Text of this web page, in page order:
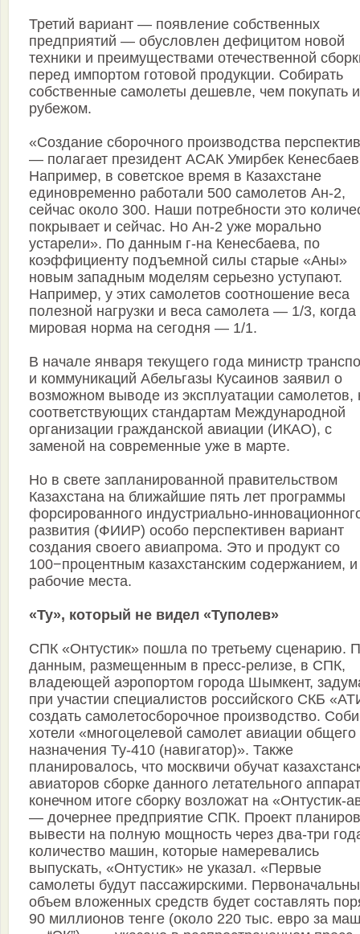
Третий вариант — появление собственных
предприятий — обусловлен дефицитом новой
техники и преимуществами отечественной
перед импортом готовой продукции. Собирать
собственные самолеты дешевле, чем покупать
рубежом.
«Создание сборочного производства
— полагает президент АСАК Умирбек
Например, в советское время в Казахстане
единовременно работали 500 самолетов Ан-2,
сейчас около 300. Наши потребности это
покрывает и сейчас. Но Ан-2 уже морально
устарели». По данным г-на Кенесбаева, по
коэффициенту подъемной силы старые «Аны»
новым западным моделям серьезно уступают.
Например, у этих самолетов соотношение веса
полезной нагрузки и веса самолета — 1/3, когда
мировая норма на сегодня — 1/1.
В начале января текущего года министр
и коммуникаций Абельгазы Кусаинов заявил о
возможном выводе из эксплуатации самолетов,
соответствующих стандартам Международной
организации гражданской авиации (ИКАО), с
заменой на современные уже в марте.
Но в свете запланированной правительством
Казахстана на ближайшие пять лет программы
форсированного индустриально-
развития (ФИИР) особо перспективен вариант
создания своего авиапрома. Это и продукт со
100−процентным казахстанским содержанием, и
рабочие места.
«Ту», который не видел «Туполев»
СПК «Онтустик» пошла по третьему сценарию.
данным, размещенным в пресс-релизе, в СПК,
владеющей аэропортом города Шымкент,
при участии специалистов российского СКБ
создать самолетосборочное производство.
хотели «многоцелевой самолет авиации общего
назначения Ту-410 (навигатор)». Также
планировалось, что москвичи обучат
авиаторов сборке данного летательного
конечном итоге сборку возложат на «Онтустик-
— дочернее предприятие СПК. Проект
вывести на полную мощность через два-три
количество машин, которые намеревались
выпускать, «Онтустик» не указал. «Первые
самолеты будут пассажирскими.
объем вложенных средств будет составлять
90 миллионов тенге (около 220 тыс. евро за